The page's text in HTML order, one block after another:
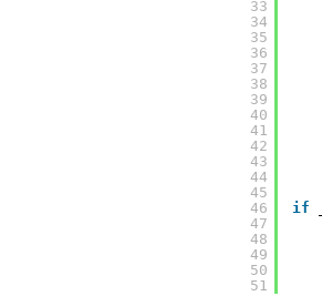
33
34
35
36
37
38
39
40
41
42
43
44
45
46
47
48
49
50
51
if